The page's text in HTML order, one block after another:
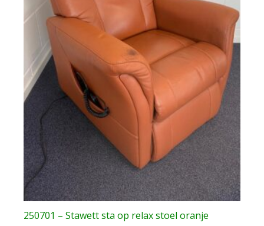
250701 – Stawett sta op relax stoel oranje